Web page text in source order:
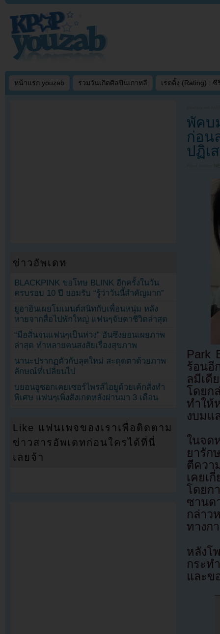
หน้าแรก youzab รวมวันเกิดศิลปินเกาหลี เรตติ้ง (Rating) : ซี
พัคบ
ก่อน
ปฏิเ
Park
ร้อนอี
ลมีเดี
โดยก
ทำให้
งบมแ
ในจด
ยารัก
ตีควา
เคยเ
โดยก
ซานด
กล่า
ทางก
หลังโ
กระท
และข
ข่าวอัพเดท
BLACKPINK ขอโทษ BLINK อีกครั้งในวัน
ครบรอบ 10 ปี ยอมรับ “รู้ว่าวันนี้สำคัญมาก”
ยูอาอินเผยโมเมนต์สนิทกับเพื่อนหนุ่ม หลัง
หายจากสื่อไปพักใหญ่ แฟนๆจับตาชีวิตล่าสุด
“มือสั่นจนแฟนๆเป็นห่วง” ฮันซึงยอนเผยภาพ
ล่าสุด ทำหลายคนสงสัยเรื่องสุขภาพ
นานะปรากฏตัวกับลุคใหม่ สะดุดตาด้วยภาพ
ลักษณ์ที่เปลี่ยนไป
บยอนอูซอกเคยเซอร์ไพรส์ไอยูด้วยเค้กสั่งทำ
พิเศษ แฟนๆเพิ่งสังเกตหลังผ่านมา 3 เดือน
Like แฟนเพจของเราเพื่อติดตาม
ข่าวสารอัพเดทก่อนใครได้ที่นี่
เลยจ้า